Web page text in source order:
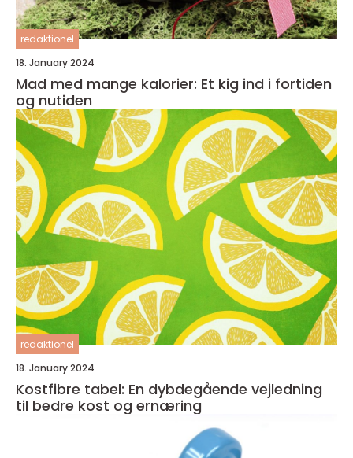
redaktionel
18. January 2024
Mad med mange kalorier: Et kig ind i fortiden
og nutiden
redaktionel
18. January 2024
Kostfibre tabel: En dybdegående vejledning
til bedre kost og ernæring